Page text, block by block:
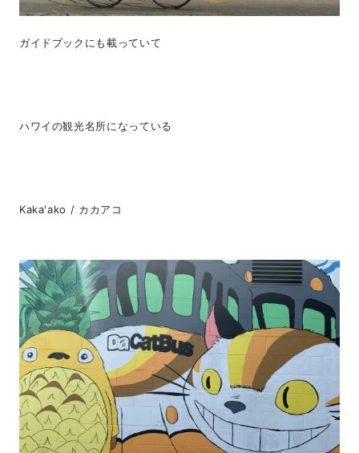
ガイドブックにも載っていて
ハワイの観光名所になっている
Kaka'ako / カカアコ